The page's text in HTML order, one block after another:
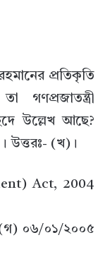
প্রতিকৃতি
উল্লেখ আছে?
(খ)।
Act, 2004
০৬/০১/২০০৫